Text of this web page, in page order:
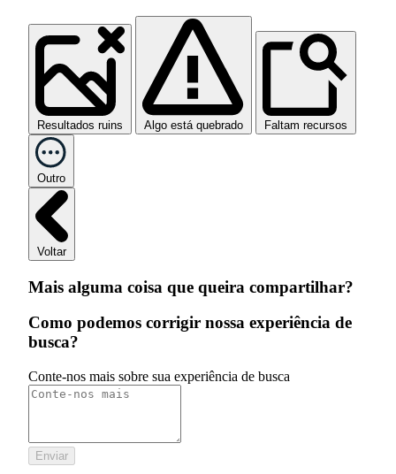
Resultados ruins Algo está quebrado Faltam recursos
Outro
Voltar
Mais alguma coisa que queira compartilhar?
Como podemos corrigir nossa experiência de
busca?
Conte-nos mais sobre sua experiência de busca
Enviar